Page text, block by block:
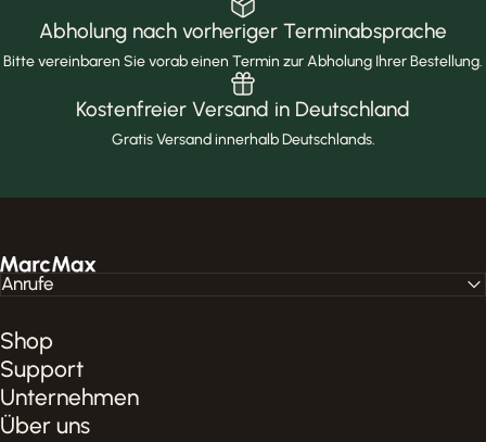
Abholung nach vorheriger Terminabsprache
Bitte vereinbaren Sie vorab einen Termin zur Abholung Ihrer Bestellung.
Kostenfreier Versand in Deutschland
Gratis Versand innerhalb Deutschlands.
MarcMax Shop
Shop
Support
Unternehmen
Über uns
Anrufe